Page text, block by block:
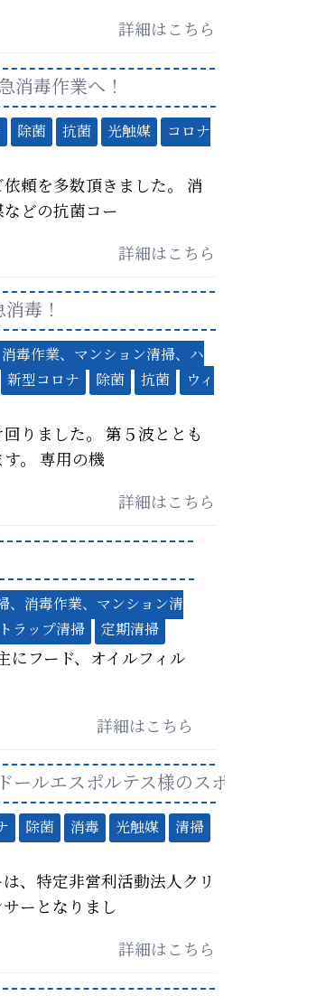
詳細はこちら
消毒作業へ！
除菌 抗菌 光触媒
コロナ
頼を多数頂きました。 消
どの抗菌コー
詳細はこちら
毒！
毒作業、マンション清掃、ハ
新型コロナ 除菌 抗菌
ウィ
りました。 第５波ととも
。 専用の機
詳細はこちら
、消毒作業、マンション清
ラップ清掃 定期清掃
にフード、オイルフィル
詳細はこちら
ルエスポルテス様のスポンサーとな
除菌 消毒 光触媒
清掃
、特定非営利活動法人クリ
ーとなりまし
詳細はこちら